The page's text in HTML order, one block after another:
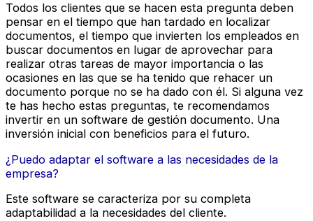
Todos los clientes que se hacen esta pregunta deben
pensar en el tiempo que han tardado en localizar
documentos, el tiempo que invierten los empleados en
buscar documentos en lugar de aprovechar para
realizar otras tareas de mayor importancia o las
ocasiones en las que se ha tenido que rehacer un
documento porque no se ha dado con él. Si alguna vez
te has hecho estas preguntas, te recomendamos
invertir en un software de gestión documento. Una
inversión inicial con beneficios para el futuro.
¿Puedo adaptar el software a las necesidades de la
empresa?
Este software se caracteriza por su completa
adaptabilidad a la necesidades del cliente.